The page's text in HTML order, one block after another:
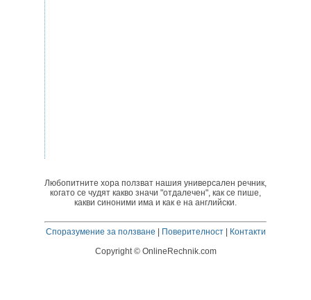
Любопитните хора ползват нашия универсален речник,
когато се чудят какво значи "отдалечен", как се пише,
какви синоними има и как е на английски.
Споразумение за ползване Поверителност|
Контакти
Copyright © OnlineRechnik.com